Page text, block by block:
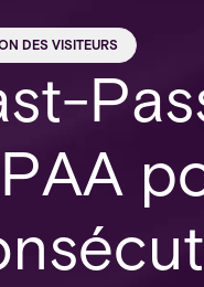
DES VISITEURS